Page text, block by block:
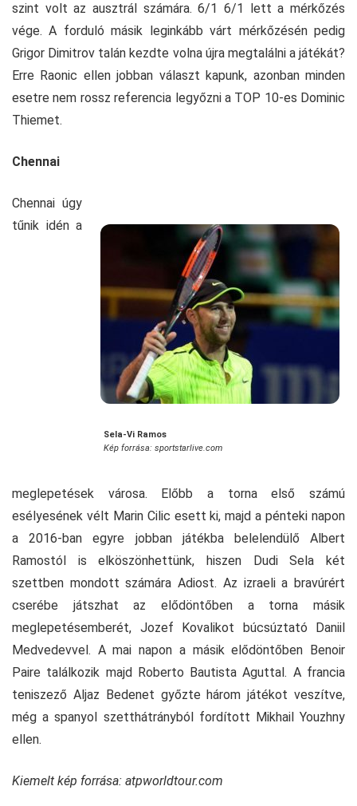
szint volt az ausztrál számára. 6/1 6/1 lett a mérkőzés
vége. A forduló másik leginkább várt mérkőzésén pedig
Grigor Dimitrov talán kezdte volna újra megtalálni a játékát?
Erre Raonic ellen jobban választ kapunk, azonban minden
esetre nem rossz referencia legyőzni a TOP 10-es Dominic
Thiemet.
Chennai
Sela-Vi Ramos
Kép forrása: sportstarlive.com
Chennai úgy
tűnik idén a
meglepetések városa. Előbb a torna első számú
esélyesének vélt Marin Cilic esett ki, majd a pénteki napon
a 2016-ban egyre jobban játékba belelendülő Albert
Ramostól is elköszönhettünk, hiszen Dudi Sela két
szettben mondott számára Adiost. Az izraeli a bravúrért
cserébe játszhat az elődöntőben a torna másik
meglepetésemberét, Jozef Kovalikot búcsúztató Daniil
Medvedevvel. A mai napon a másik elődöntőben Benoir
Paire találkozik majd Roberto Bautista Aguttal. A francia
teniszező Aljaz Bedenet győzte három játékot veszítve,
még a spanyol szetthátrányból fordított Mikhail Youzhny
ellen.
Kiemelt kép forrása: atpworldtour.com